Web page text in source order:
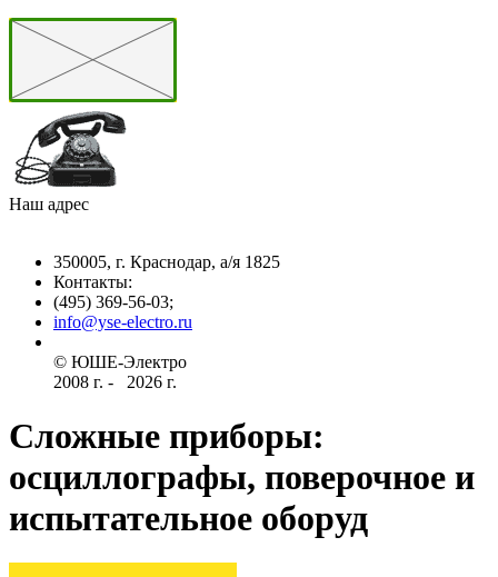
Наш адрес
350005, г. Краснодар, а/я 1825
Контакты: ­
(495) 369-56-03;
info@yse-electro.ru­
© ЮШЕ-Эл­ектро ­
2008 г­. - ­ ­­­­­
2026 г.
Сложные приборы:
осциллографы, поверочное и
испытательное оборуд